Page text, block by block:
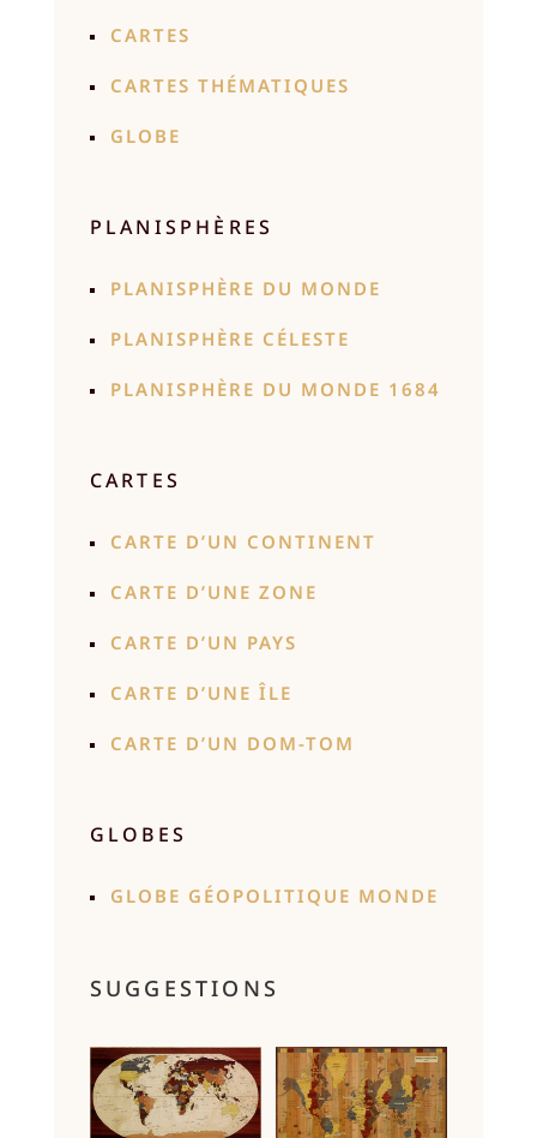
CARTES
CARTES THÉMATIQUES
GLOBE
PLANISPHÈRES
PLANISPHÈRE DU MONDE
PLANISPHÈRE CÉLESTE
PLANISPHÈRE DU MONDE 1684
CARTES
CARTE D’UN CONTINENT
CARTE D’UNE ZONE
CARTE D’UN PAYS
CARTE D’UNE ÎLE
CARTE D’UN DOM-TOM
GLOBES
GLOBE GÉOPOLITIQUE MONDE
SUGGESTIONS